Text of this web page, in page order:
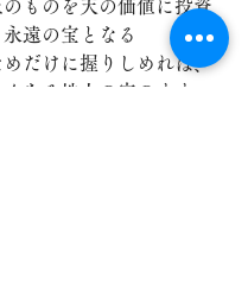
のものを天の価値に投資
遠の宝となる
めだけに握りしめれば、
なる地上の宝のまま